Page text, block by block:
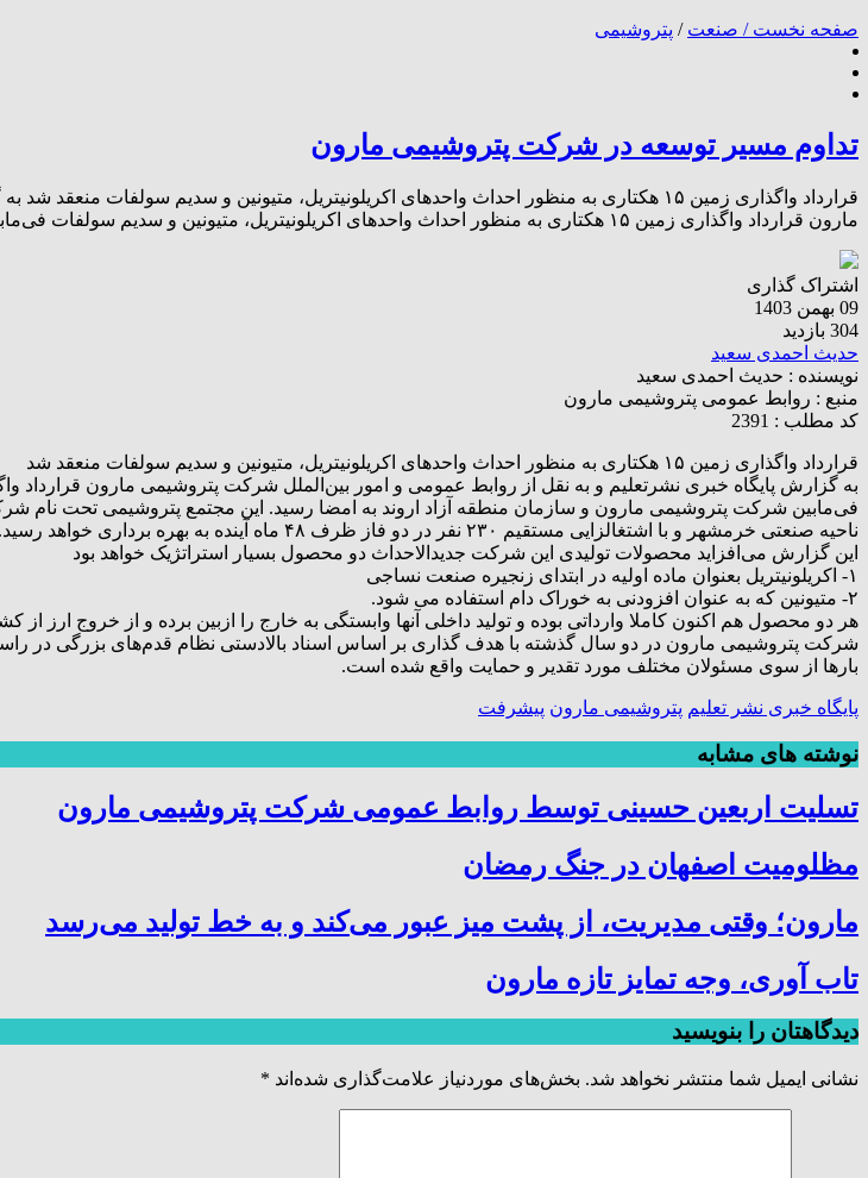
صفحه نخست / صنعت / پتروشیمی
تداوم مسیر توسعه در شرکت پتروشیمی مارون
قرارداد واگذاری زمین ۱۵ هکتاری به منظور احداث واحدهای اکریلونیتریل، متیونین و سدیم
مارون قرارداد واگذاری زمین ۱۵ هکتاری به منظور احداث واحدهای اکریلونیتریل، متیونین و سدیم سولفات فی‌مابین شرکت پتروشیمی مارون و سازمان منطقه آزاد […]
اشتراک گذاری
09 بهمن 1403
304 بازدید
حدیث احمدی سعید
نویسنده : حدیث احمدی سعید
منبع : روابط عمومی پتروشیمی مارون
کد مطلب : 2391
قرارداد واگذاری زمین ۱۵ هکتاری به منظور احداث واحدهای اکریلونیتریل، متیونین و سدیم سولفات منعقد شد
فی‌مابین شرکت پتروشیمی مارون و سازمان منطقه آزاد اروند به امضا رسید. این مجتمع پتروشیمی تحت نام
ناحیه صنعتی خرمشهر و با اشتغالزایی مستقیم ۲۳۰ نفر در دو فاز ظرف ۴۸ ماه آینده به بهره برداری خواهد رسید.
این گزارش می‌افزاید محصولات تولیدی این شرکت جدید‌الاحداث دو محصول بسیار استراتژیک خواهد بود
۱- اکریلونیتریل بعنوان ماده اولیه در ابتدای زنجیره صنعت نساجی
۲- متیونین که به عنوان افزودنی به خوراک دام استفاده می شود.
هر دو محصول هم اکنون کاملا وارداتی بوده و تولید داخلی آنها وابستگی به خارج را ازبین برده و از خروج ارز از
شرکت پتروشیمی مارون در دو سال گذشته با هدف گذاری بر اساس اسناد بالادستی نظام قدم‌های بزرگی
بارها از سوی مسئولان مختلف مورد تقدیر و حمایت واقع شده است.
پایگاه خبری نشر تعلیم پتروشیمی مارون پیشرفت
نوشته های مشابه
تسلیت اربعین حسینی توسط روابط عمومی شرکت پتروشیمی مارون
مظلومیت اصفهان در جنگ رمضان
مارون؛ وقتی مدیریت، از پشت میز عبور می‌کند و به خط تولید می‌رسد
تاب آوری، وجه تمایز تازه مارون
دیدگاهتان را بنویسید
نشانی ایمیل شما منتشر نخواهد شد. بخش‌های موردنیاز علامت‌گذاری شده‌اند *